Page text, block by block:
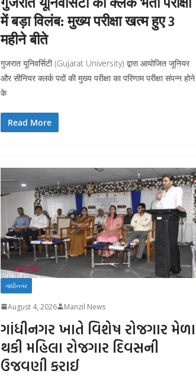
में बड़ा विलंब: मुख्य परीक्षा खत्म हुए 3
महीने बीते
गुजरात यूनिवर्सिटी (Gujarat University) द्वारा आयोजित जूनियर
और सीनियर क्लर्क पदों की मुख्य परीक्षा का परिणाम परीक्षा संपन्न होने
के
Read More
ગાંધીનગર
August 4, 2026 Manzil News
ગાંધીનગર ખાતે વિશેષ રોજગાર મેળા
થકી મહિલા રોજગાર દિવસની
ઉજવણી કરાઈ